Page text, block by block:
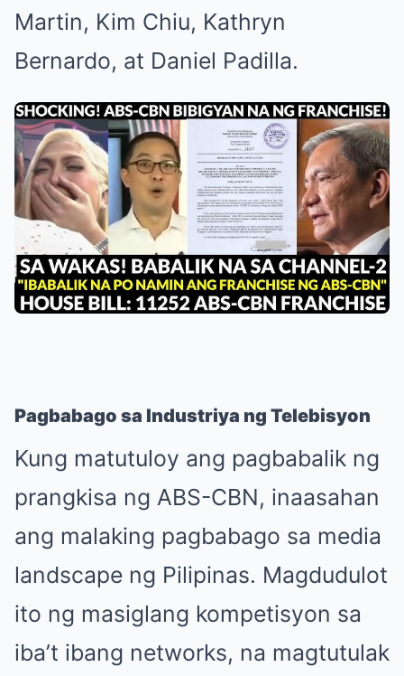
Martin, Kim Chiu, Kathryn
Bernardo, at Daniel Padilla.
Pagbabago sa Industriya ng Telebisyon
Kung matutuloy ang pagbabalik ng
prangkisa ng ABS-CBN, inaasahan
ang malaking pagbabago sa media
landscape ng Pilipinas. Magdudulot
ito ng masiglang kompetisyon sa
iba’t ibang networks, na magtutulak